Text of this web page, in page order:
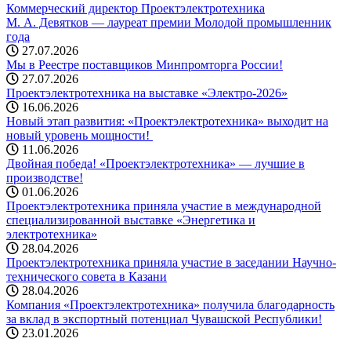
Коммерческий директор Проектэлектротехника
М. А. Девятков — лауреат премии Молодой промышленник
года
27.07.2026
Мы в Реестре поставщиков Минпромторга России!
27.07.2026
Проектэлектротехника на выставке «Электро-2026»
16.06.2026
Новый этап развития: «Проектэлектротехника» выходит на
новый уровень мощности! ️
11.06.2026
Двойная победа! «Проектэлектротехника» — лучшие в
производстве!
01.06.2026
Проектэлектротехника приняла участие в международной
специализированной выставке «Энергетика и
электротехника»
28.04.2026
Проектэлектротехника приняла участие в заседании Научно-
технического совета в Казани
28.04.2026
Компания «Проектэлектротехника» получила благодарность
за вклад в экспортный потенциал Чувашской Республики!
23.01.2026